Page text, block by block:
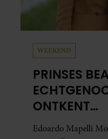
WEEKEND
PRINSES
ONTKENT
Edoardo Mapelli